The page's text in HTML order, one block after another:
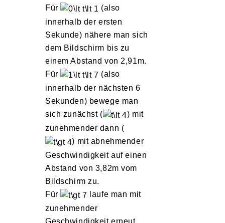
Für
(also
innerhalb der ersten
Sekunde) nähere man sich
dem Bildschirm bis zu
einem Abstand von 2,91m.
Für
(also
innerhalb der nächsten 6
Sekunden) bewege man
sich zunächst (
) mit
zunehmender dann (
) mit abnehmender
Geschwindigkeit auf einen
Abstand von 3,82m vom
Bildschirm zu.
Für
laufe man mit
zunehmender